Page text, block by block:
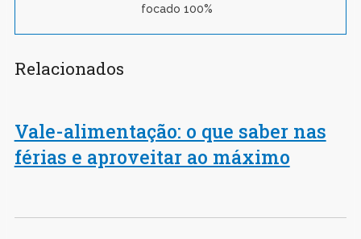
focado 100%
Relacionados
Vale-alimentação: o que saber nas
férias e aproveitar ao máximo